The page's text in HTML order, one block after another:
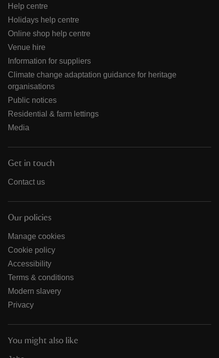
Help centre
Holidays help centre
Online shop help centre
Venue hire
Information for suppliers
Climate change adaptation guidance for heritage
organisations
Public notices
Residential & farm lettings
Media
Get in touch
Contact us
Our policies
Manage cookies
Cookie policy
Accessibility
Terms & conditions
Modern slavery
Privacy
You might also like